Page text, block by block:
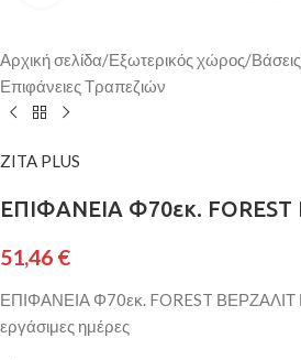
Αρχική σελίδα/Εξωτερικός χώρος/
Επιφάνειες Τραπεζιών
ZITA PLUS
ΕΠΙΦΑΝΕΙΑ Φ70εκ.
51,46 €
ΕΠΙΦΑΝΕΙΑ Φ70εκ. FOREST ΒΕΡΖΑΛΙΤ
εργάσιμες ημέρες